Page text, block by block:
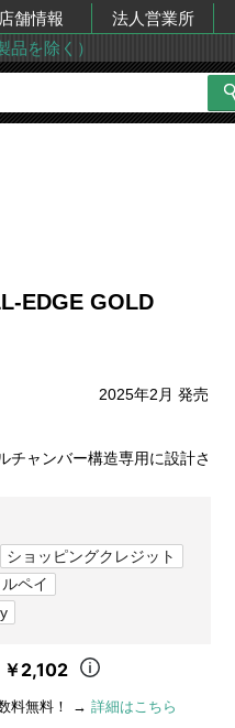
店舗情報 法人営業所
を除く）
EDGE GOLD
2025年2月 発売
チャンバー構造専用に設計さ
ショッピングクレジット
ルペイ
￥2,102
料無料！ → 詳細はこちら